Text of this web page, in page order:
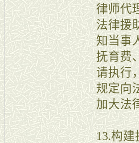
律师代
法律援
知当事
抚育费
请执行
规定向
加大法
13.构